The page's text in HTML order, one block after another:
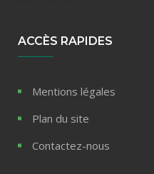
ACCÈS RAPIDES
Mentions légales
Plan du site
Contactez-nous